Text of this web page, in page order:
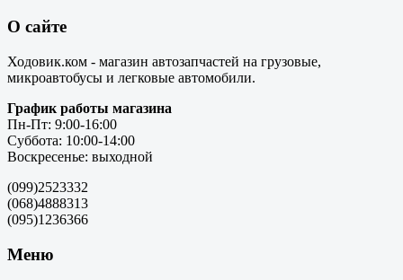
О сайте
Ходовик.ком - магазин автозапчастей на грузовые,
микроавтобусы и легковые автомобили.
График работы магазина
Пн-Пт: 9:00-16:00
Суббота: 10:00-14:00
Воскресенье: выходной
(099)2523332
(068)4888313
(095)1236366
Меню